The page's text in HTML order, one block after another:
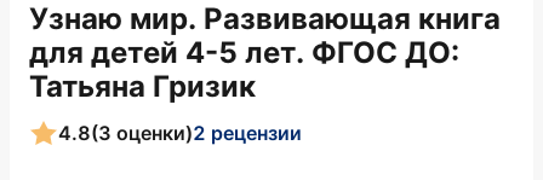
Узнаю мир. Развивающая книга
для детей 4-5 лет. ФГОС ДО:
Татьяна Гризик
4.8(3 оценки)2 рецензии